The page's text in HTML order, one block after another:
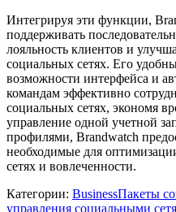
Интегрируя эти функции,
поддерживать
лояльность клиентов и
социальных сетях. Его
возможности интерфейса и
командам эффективно
социальных сетях, экономя
управление одной учетной
профилями, Brandwatch
необходимые для
сетях и вовлеченности.
Категории: BusinessПакеты
управления социальными